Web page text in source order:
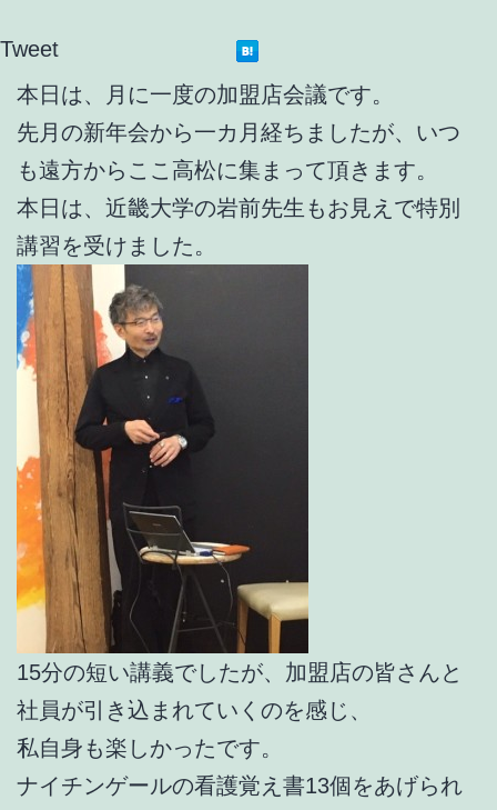
Tweet
本日は、月に一度の加盟店会議です。
先月の新年会から一カ月経ちましたが、いつ
も遠方からここ高松に集まって頂きます。
本日は、近畿大学の岩前先生もお見えで特別
講習を受けました。
15分の短い講義でしたが、加盟店の皆さんと
社員が引き込まれていくのを感じ、
私自身も楽しかったです。
ナイチンゲールの看護覚え書13個をあげられ